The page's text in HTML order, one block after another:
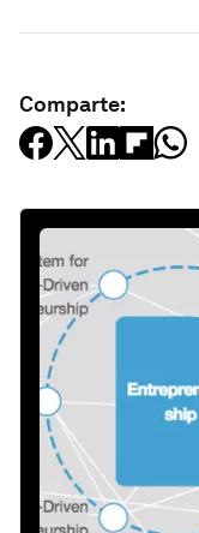
Comparte: